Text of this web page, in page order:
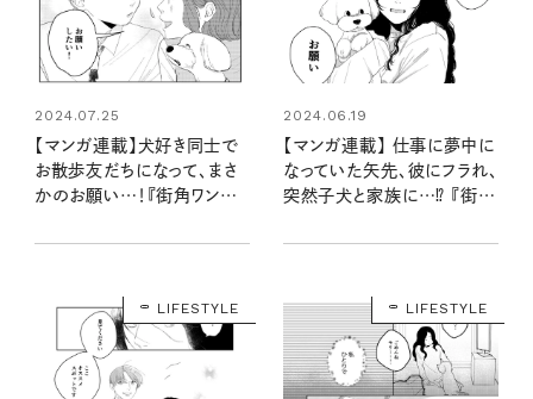
2024.07.25
【マンガ連載】犬好き同士で
お散歩友だちになって、まさ
かのお願い…！『街角ワンデ
2024.06.19
【マンガ連載】 仕事に夢中に
なっていた矢先、彼にフラれ、
突然子犬と家族に…⁉ 『街角
LIFESTYLE LIFESTYLE